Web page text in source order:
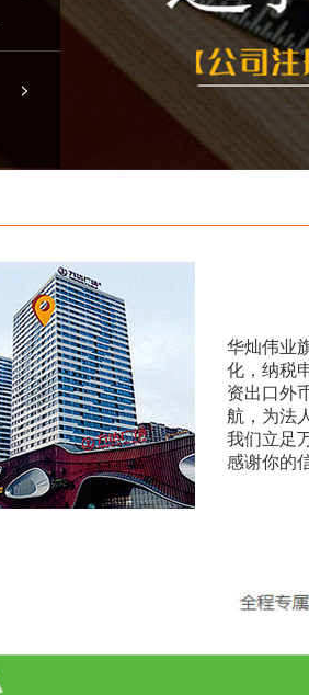
华灿伟业
化，纳税
资出口外
航，为法
我们立足
感谢你的